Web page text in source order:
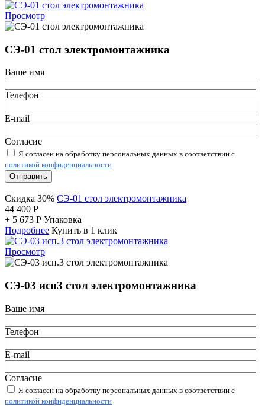
Просмотр
СЭ-01 стол электромонтажника
Ваше имя
Телефон
E-mail
Согласие
Я согласен на обработку персональных данных в соответствии с
политикой конфиденциальности
Отправить
Скидка 30% СЭ-01 стол электромонтажника
44 400 Р
+ 5 673 Р Упаковка
Подробнее Купить в 1 клик
Просмотр
СЭ-03 исп3 стол электромонтажника
Ваше имя
Телефон
E-mail
Согласие
Я согласен на обработку персональных данных в соответствии с
политикой конфиденциальности